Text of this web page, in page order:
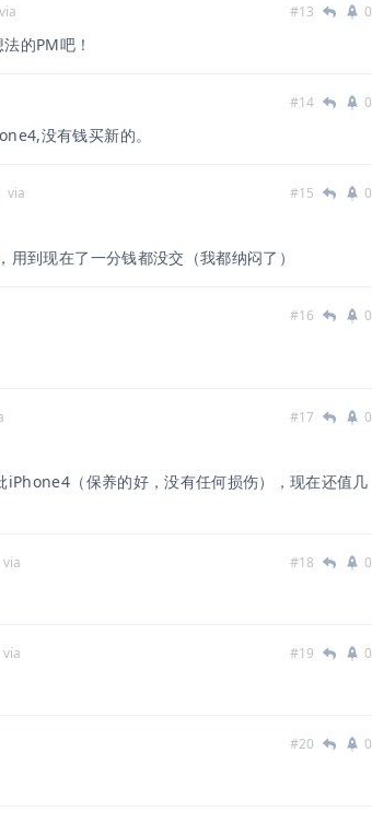
via #13 0
的PM吧！
#14 0
没有钱买新的。
via #15 0
到现在了一分钱都没交（我都纳闷了）
#16 0
#17 0
（保养的好，没有任何损伤），现在还值几
via #18 0
via #19 0
#20 0